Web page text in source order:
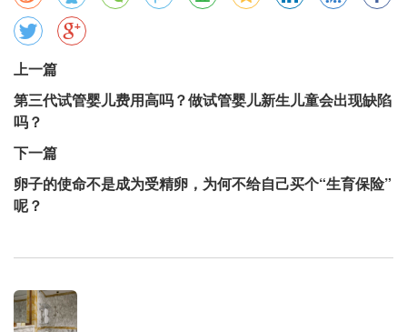
上一篇
第三代试管婴儿费用高吗？做试管婴儿新生儿童会出现缺陷
吗？
下一篇
卵子的使命不是成为受精卵，为何不给自己买个“生育保险”
呢？